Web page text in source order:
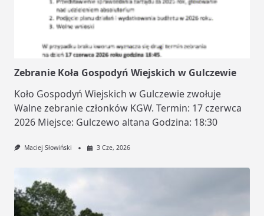
Zebranie Koła Gospodyń Wiejskich w Gulczewie
Koło Gospodyń Wiejskich w Gulczewie zwołuje
Walne zebranie członków KGW. Termin: 17 czerwca
2026 Miejsce: Gulczewo altana Godzina: 18:30
Maciej Słowiński 3 Cze, 2026